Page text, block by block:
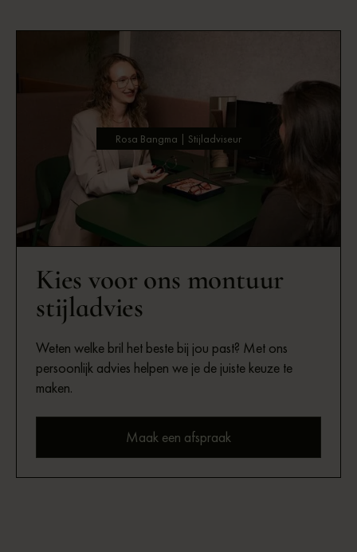
Kies voor ons montuur
stijladvies
Weten welke bril het beste bij jou past? Met ons
persoonlijk advies helpen we je de juiste keuze te
maken.
Maak een afspraak
Rosa Bangma | Stijladviseur